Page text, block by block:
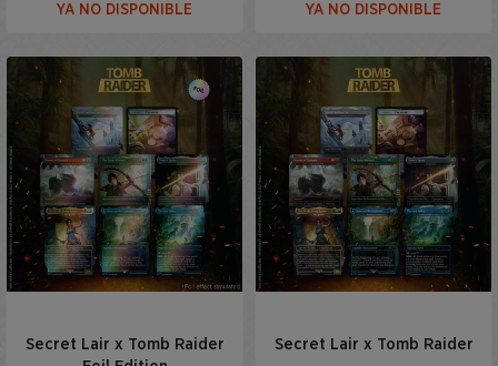
YA NO DISPONIBLE YA NO DISPONIBLE
Secret Lair x Tomb Raider
Secret Lair x Tomb Raider